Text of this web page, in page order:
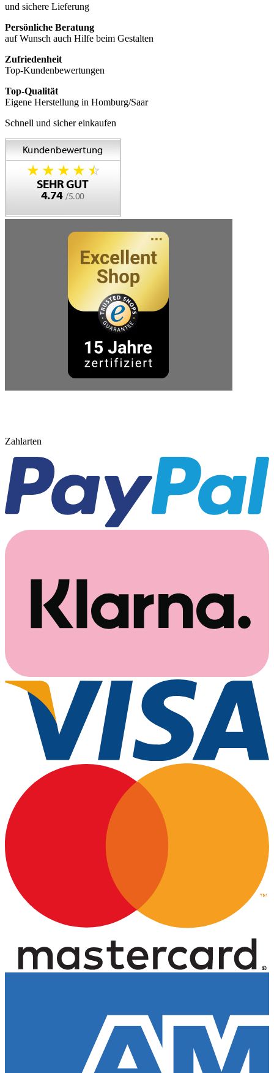
und sichere Lieferung
Persönliche Beratung
auf Wunsch auch Hilfe beim Gestalten
Zufriedenheit
Top-Kundenbewertungen
Top-Qualität
Eigene Herstellung in Homburg/Saar
Schnell und sicher einkaufen
Zahlarten